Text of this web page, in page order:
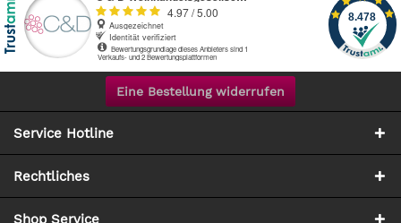
Eine Bestellung widerrufen
Service Hotline
Rechtliches
Shop Service